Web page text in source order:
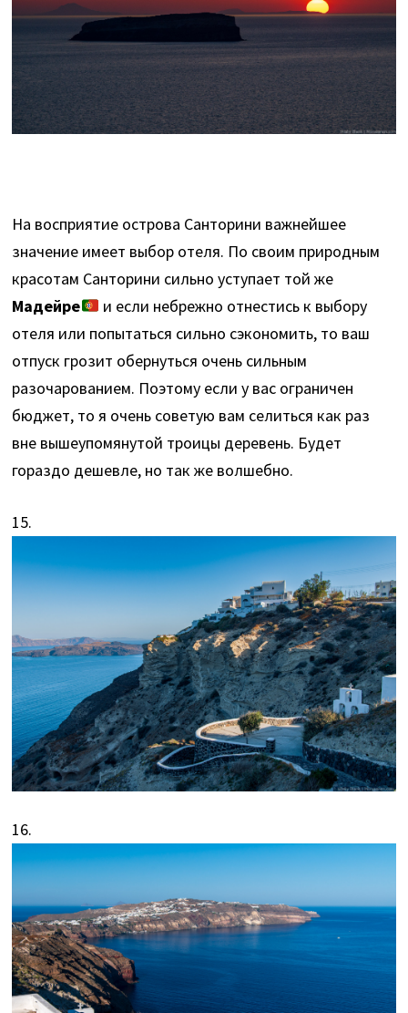
На восприятие острова Санторини важнейшее
значение имеет выбор отеля. По своим природным
красотам Санторини сильно уступает той же
Мадейре
и если небрежно отнестись к выбору
отеля или попытаться сильно сэкономить, то ваш
отпуск грозит обернуться очень сильным
разочарованием. Поэтому если у вас ограничен
бюджет, то я очень советую вам селиться как раз
вне вышеупомянутой троицы деревень. Будет
гораздо дешевле, но так же волшебно.
15.
16.